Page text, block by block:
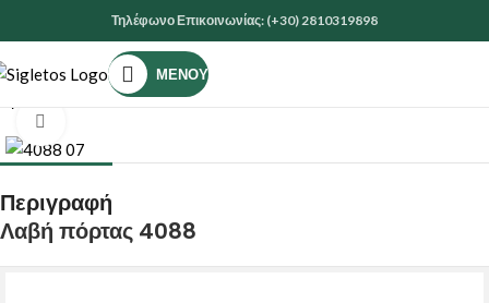
Τηλέφωνο Επικοινωνίας: (+30) 2810319898
ΜΕΝΟΎ
ΕΙΔΗ ΚΙΓΚΑΛΕΡΙΑΣ
Περιγραφή
Λαβή πόρτας 4088